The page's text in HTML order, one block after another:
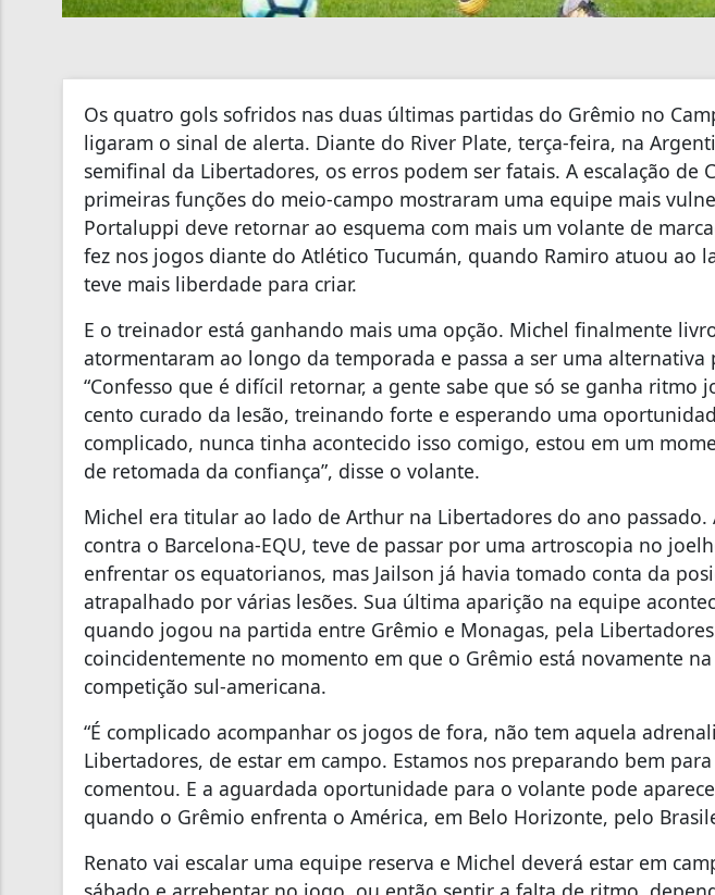
Os quatro gols sofridos nas duas últimas partidas do Grêmio no
ligaram o sinal de alerta. Diante do River Plate, terça-feira, na
semifinal da Libertadores, os erros podem ser fatais. A escalação de
primeiras funções do meio-campo mostraram uma equipe mais
Portaluppi deve retornar ao esquema com mais um volante de
fez nos jogos diante do Atlético Tucumán, quando Ramiro atuou ao
teve mais liberdade para criar.
E o treinador está ganhando mais uma opção. Michel finalmente
atormentaram ao longo da temporada e passa a ser uma alternativa
“Confesso que é difícil retornar, a gente sabe que só se ganha ritmo
cento curado da lesão, treinando forte e esperando uma
complicado, nunca tinha acontecido isso comigo, estou em um
de retomada da confiança”, disse o volante.
Michel era titular ao lado de Arthur na Libertadores do ano passado.
contra o Barcelona-EQU, teve de passar por uma artroscopia no
enfrentar os equatorianos, mas Jailson já havia tomado conta da
atrapalhado por várias lesões. Sua última aparição na equipe
quando jogou na partida entre Grêmio e Monagas, pela
coincidentemente no momento em que o Grêmio está novamente
competição sul-americana.
“É complicado acompanhar os jogos de fora, não tem aquela
Libertadores, de estar em campo. Estamos nos preparando bem para
comentou. E a aguardada oportunidade para o volante pode
quando o Grêmio enfrenta o América, em Belo Horizonte, pelo
Renato vai escalar uma equipe reserva e Michel deverá estar em